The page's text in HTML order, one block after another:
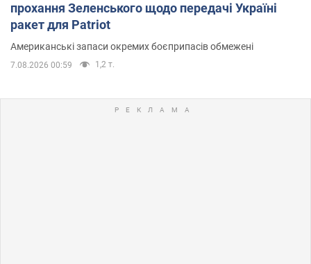
прохання Зеленського щодо передачі Україні
ракет для Patriot
Американські запаси окремих боєприпасів обмежені
7.08.2026 00:59 1,2 т.